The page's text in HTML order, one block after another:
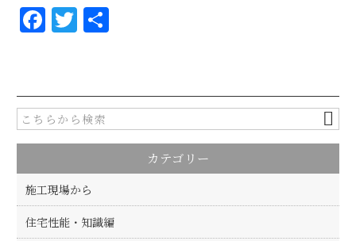
F
a
e
b
o
o
k
T
w
te
r
カテゴリー
施工現場から
住宅性能・知識編